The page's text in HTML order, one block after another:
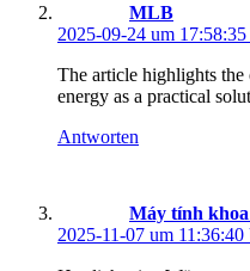
MLB
2025-09-24 um
The article highlights the
energy as a practical
Antworten
Máy tính
2025-11-07 um